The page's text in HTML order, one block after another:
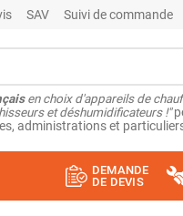
SAV Suivi de commande
en choix d'appareils de
et déshumidificateurs !"
administrations et
DEMANDE
DE DEVIS